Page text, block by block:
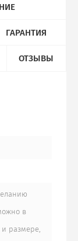
ГАРАНТИЯ
ОТЗЫВЫ
в
размере,